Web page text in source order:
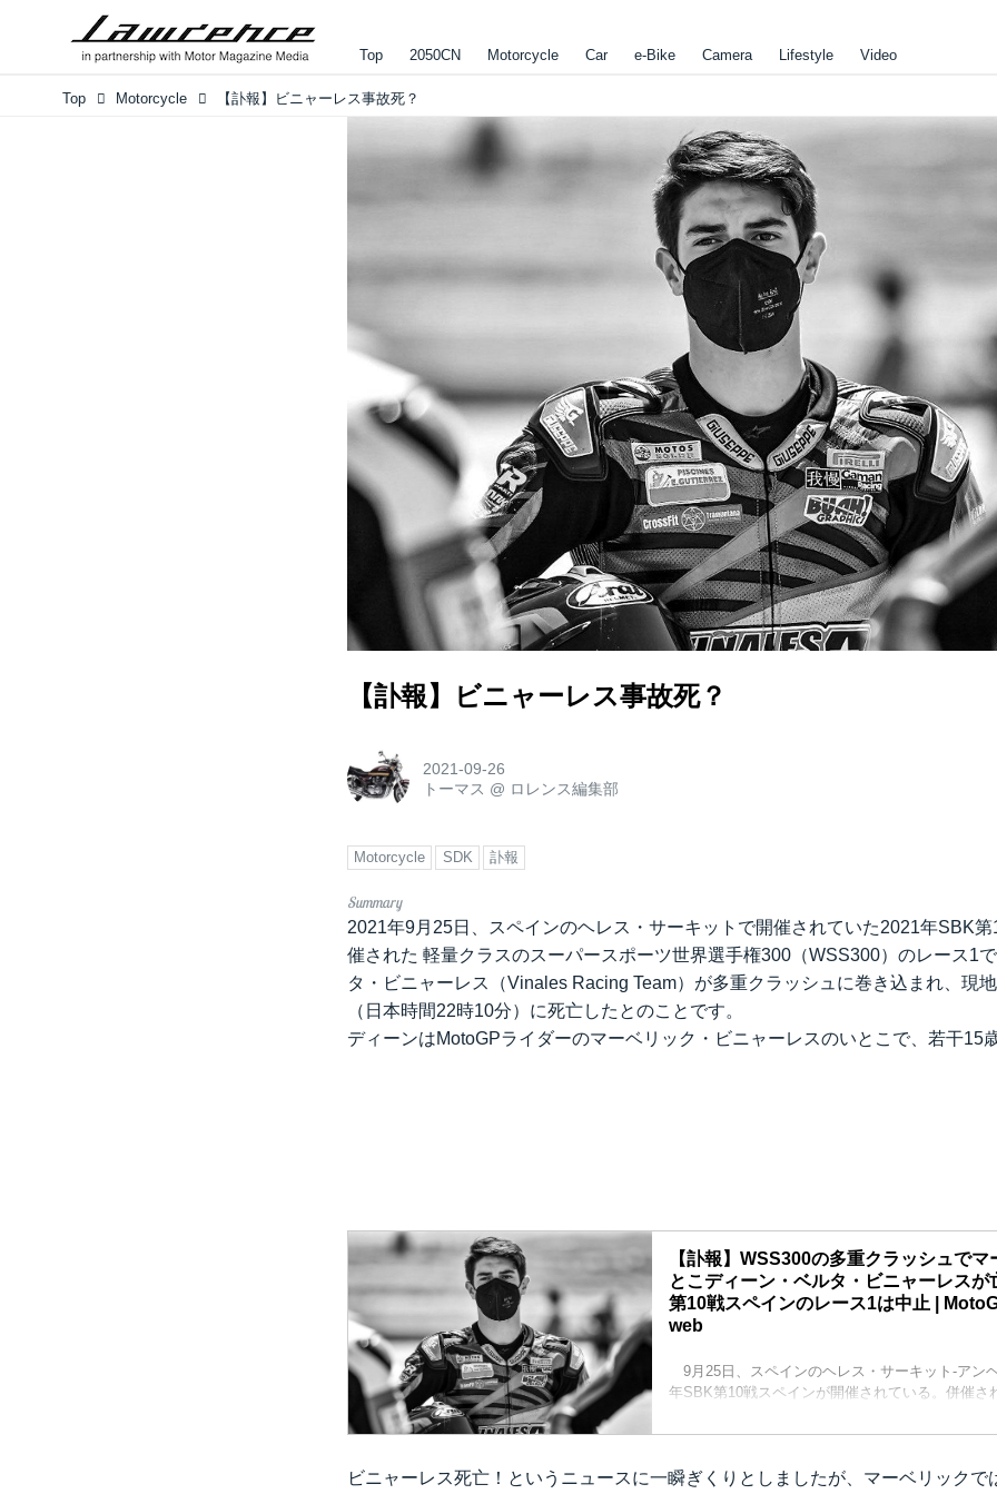
Top 2050CN Motorcycle Car e-Bike Camera Lifestyle Video
Top Motorcycle 【訃報】ビニャーレス事故死？
【訃報】ビニャーレス事故死？
2021-09-26
トーマス @ ロレンス編集部
Motorcycle SDK 訃報
2021年9月25日、スペインのヘレス・サーキットで開催されていた2021年SBK
催された 軽量クラスのスーパースポーツ世界選手権300（WSS300）のレース1
タ・ビニャーレス（Vinales Racing Team）が多重クラッシュに巻き込まれ、現
（日本時間22時10分）に死亡したとのことです。
ディーンはMotoGPライダーのマーベリック・ビニャーレスのいとこで、若干15
【訃報】WSS300の多重クラッシュで
とこディーン・ベルタ・ビニャーレス
第10戦スペインのレース1は中止 |
web
9月25日、スペインのヘレス・サーキット‐アン
年SBK第10戦スペインが開催されている。併催さ
ポーツ世界選手権300（WSS300）のレース1では
生し、ディーン・ベルタ・ビニャーレス（Vinales
とが発表された。
ビニャーレス死亡！というニュースに一瞬ぎくりとしましたが、マーベリックで